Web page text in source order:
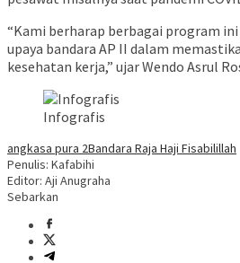
“Kami berharap berbagai program
upaya bandara AP II dalam
kesehatan kerja,” ujar Wendo Asrul
Infografis
angkasa pura 2Bandara Raja Haji Fisabilillah
Penulis: Kafabihi
Editor: Aji Anugraha
Sebarkan